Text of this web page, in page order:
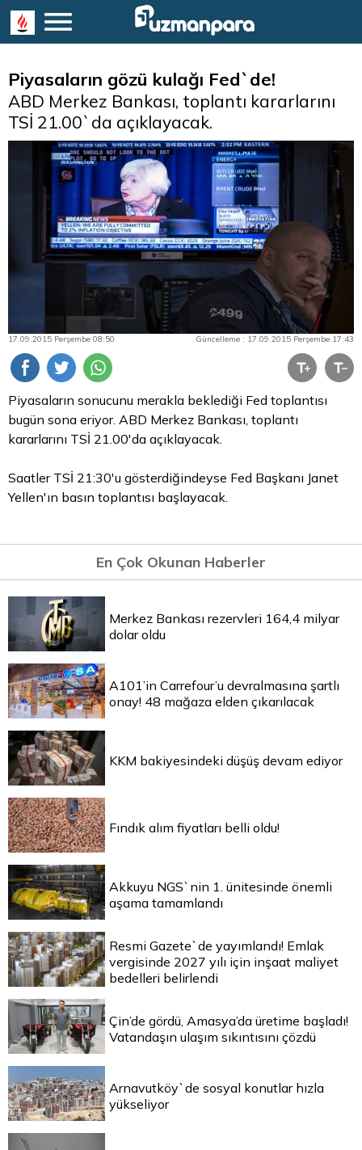
Piyasaların gözü kulağı Fed`de!
ABD Merkez Bankası, toplantı kararlarını
TSİ 21.00`da açıklayacak.
17.09.2015 Perşembe 08:50 Güncelleme : 17.09.2015 Perşembe 17:43
Piyasaların sonucunu merakla beklediği Fed toplantısı
bugün sona eriyor. ABD Merkez Bankası, toplantı
kararlarını TSİ 21.00'da açıklayacak.
Saatler TSİ 21:30'u gösterdiğindeyse Fed Başkanı Janet
Yellen'ın basın toplantısı başlayacak.
En Çok Okunan Haberler
Merkez Bankası rezervleri 164,4 milyar
dolar oldu
A101’in Carrefour’u devralmasına şartlı
onay! 48 mağaza elden çıkarılacak
KKM bakiyesindeki düşüş devam ediyor
Fındık alım fiyatları belli oldu!
Akkuyu NGS`nin 1. ünitesinde önemli
aşama tamamlandı
Resmi Gazete`de yayımlandı! Emlak
vergisinde 2027 yılı için inşaat maliyet
bedelleri belirlendi
Çin’de gördü, Amasya’da üretime başladı!
Vatandaşın ulaşım sıkıntısını çözdü
Arnavutköy`de sosyal konutlar hızla
yükseliyor